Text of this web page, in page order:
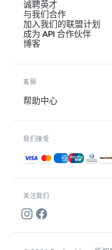
关注我们
诚聘英才
与我们合作
加入我们的联盟计划
成为 API 合作伙伴
博客
客服
帮助中心
我们接受
接受的付款方式